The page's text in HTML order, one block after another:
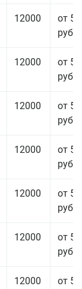
12000
от
руб.
12000
от
руб.
12000
от
руб.
12000
от
руб.
12000
от
руб.
12000
от
руб.
12000
от